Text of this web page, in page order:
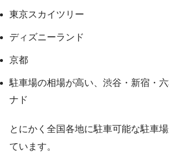
東京スカイツリー
ディズニーランド
京都
駐車場の相場が高い、渋谷・新宿・
ナド
とにかく全国各地に駐車可能な駐車
ています。